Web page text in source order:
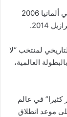
وخاض فيا (36 عاما) ثلاث بطولات لكأس عالم: في ألمانيا 2006
لمنتخب “لا
العالمية،
كثيرا” في عالم
موعد انطلاق